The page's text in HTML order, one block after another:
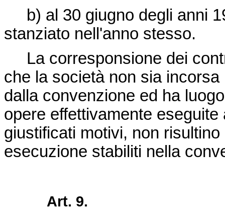
b) al 30 giugno degli anni
stanziato nell'anno stesso.
La corresponsione dei
che la società non sia
dalla convenzione ed ha
opere effettivamente
giustificati motivi, non
esecuzione stabiliti nella
Art. 9.